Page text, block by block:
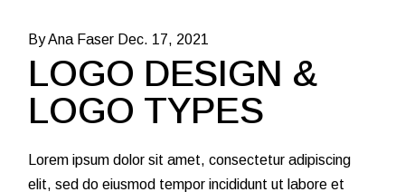
By Ana Faser Dec. 17, 2021
LOGO DESIGN &
LOGO TYPES
Lorem ipsum dolor sit amet, consectetur adipiscing
elit, sed do eiusmod tempor incididunt ut labore et